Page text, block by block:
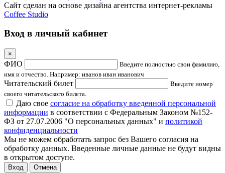
Сайт сделан на основе дизайна агентства интернет-рекламы
Coffee Studio
Вход в личный кабинет
×
ФИО
Введите полностью свои фамилию,
имя и отчество. Например: иванов иван иванович
Читательский билет
Введите номер
своего читательского билета.
Даю свое согласие на обработку введенной персональной
информации в соответствии с Федеральным Законом №152-
ФЗ от 27.07.2006 "О персональных данных" и политикой
конфиденциальности
Мы не можем обработать запрос без Вашего согласия на
обработку данных. Введенные личные данные не будут видны
в открытом доступе.
Отмена